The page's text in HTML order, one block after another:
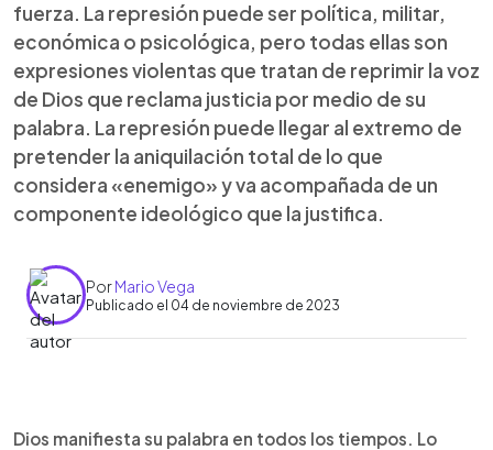
fuerza. La represión puede ser política, militar,
económica o psicológica, pero todas ellas son
expresiones violentas que tratan de reprimir la voz
de Dios que reclama justicia por medio de su
palabra. La represión puede llegar al extremo de
pretender la aniquilación total de lo que
considera «enemigo» y va acompañada de un
componente ideológico que la justifica.
PorMario Vega
Publicado el 04 de noviembre de 2023
Escuchar artículo
Dios manifiesta su palabra en todos los tiempos. Lo